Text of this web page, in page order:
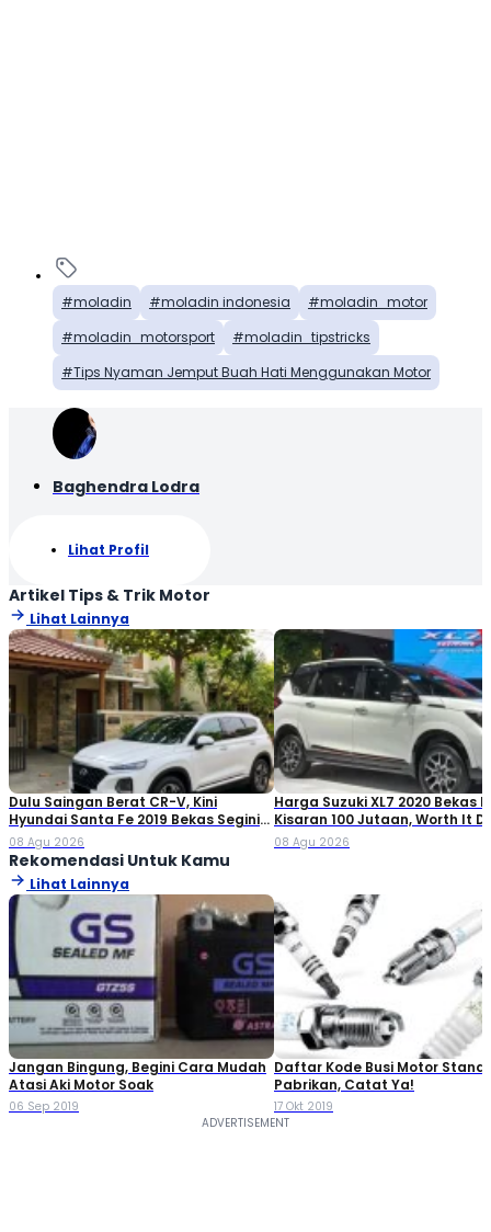
moladin moladin indonesia
moladin_motor
moladin_motorsport
moladin_tipstricks
Tips Nyaman Jemput Buah Hati Menggunakan Motor
Baghendra Lodra
Lihat Profil
Artikel Tips & Trik Motor
Lihat Lainnya
Dulu Saingan Berat CR-V, Kini
Hyundai Santa Fe 2019 Bekas Segini
Harganya
08 Agu 2026
Harga Suzuki XL7 2020 Bekas
Kisaran 100 Jutaan, Worth It
08 Agu 2026
Rekomendasi Untuk Kamu
Lihat Lainnya
Jangan Bingung, Begini Cara Mudah
Atasi Aki Motor Soak
06 Sep 2019
Daftar Kode Busi Motor
Pabrikan, Catat Ya!
17 Okt 2019